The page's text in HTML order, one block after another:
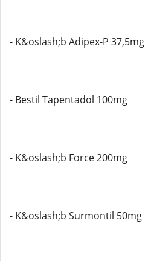
- K&oslash;b Adipex-P 37,5mg
- Bestil Tapentadol 100mg
- K&oslash;b Force 200mg
- K&oslash;b Surmontil 50mg